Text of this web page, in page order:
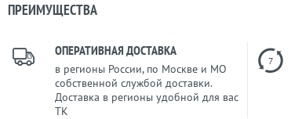
ПРЕИМУЩЕСТВА
ОПЕРАТИВНАЯ ДОСТАВКА
в регионы России, по Москве и МО
собственной службой доставки.
Доставка в регионы удобной для вас
ТК
7